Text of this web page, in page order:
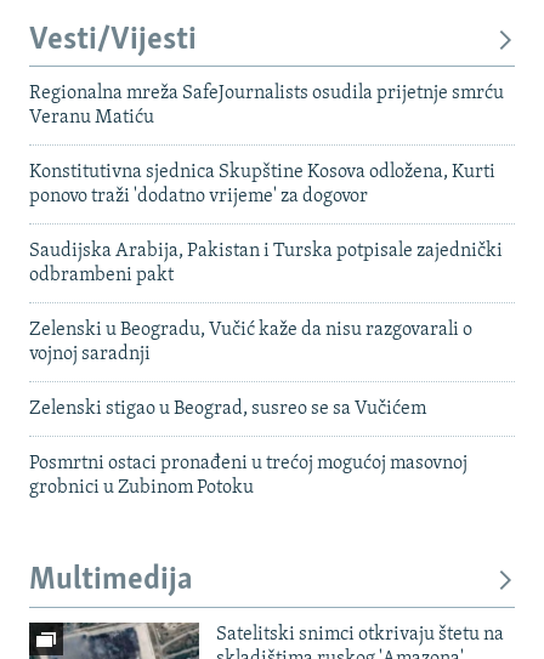
Vesti/Vijesti
Regionalna mreža SafeJournalists osudila prijetnje smrću
Veranu Matiću
Konstitutivna sjednica Skupštine Kosova odložena, Kurti
ponovo traži 'dodatno vrijeme' za dogovor
Saudijska Arabija, Pakistan i Turska potpisale zajednički
odbrambeni pakt
Zelenski u Beogradu, Vučić kaže da nisu razgovarali o
vojnoj saradnji
Zelenski stigao u Beograd, susreo se sa Vučićem
Posmrtni ostaci pronađeni u trećoj mogućoj masovnoj
grobnici u Zubinom Potoku
Multimedija
Satelitski snimci otkrivaju štetu na